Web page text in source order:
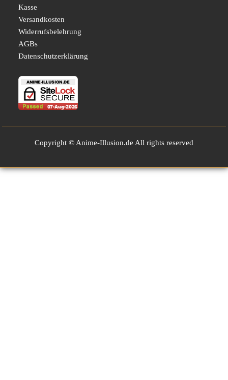
Kasse
Versandkosten
Widerrufsbelehrung
AGBs
Datenschutzerklärung
Copyright © Anime-Illusion.de All rights reserved